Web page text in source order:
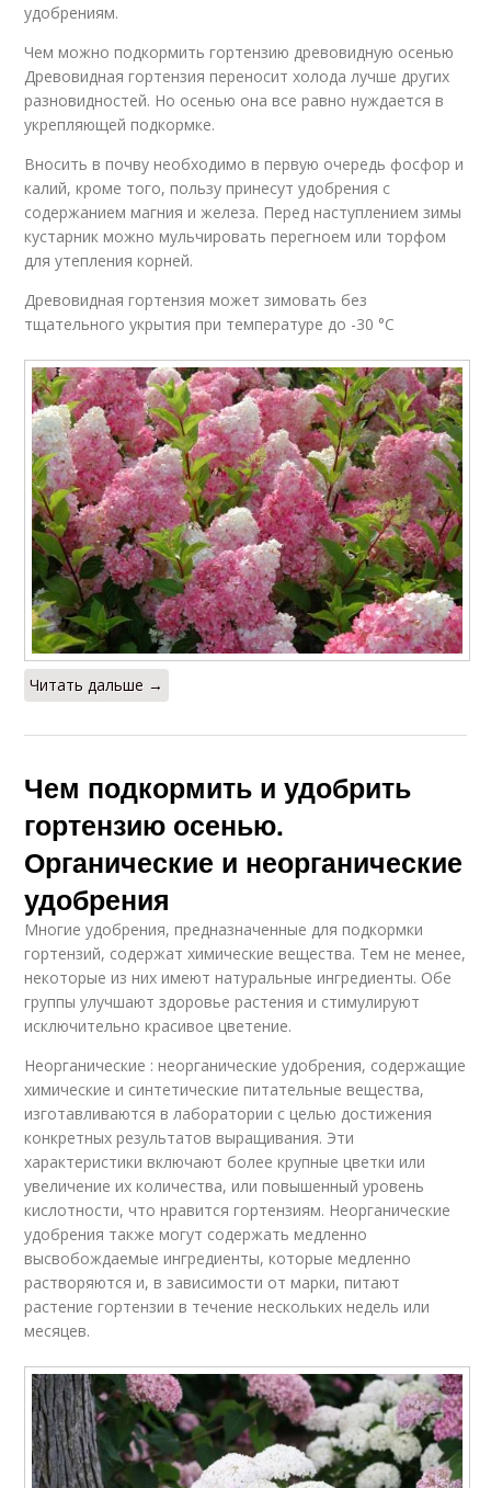
удобрениям.
Чем можно подкормить гортензию древовидную осенью
Древовидная гортензия переносит холода лучше других
разновидностей. Но осенью она все равно нуждается в
укрепляющей подкормке.
Вносить в почву необходимо в первую очередь фосфор и
калий, кроме того, пользу принесут удобрения с
содержанием магния и железа. Перед наступлением зимы
кустарник можно мульчировать перегноем или торфом
для утепления корней.
Древовидная гортензия может зимовать без
тщательного укрытия при температуре до -30 °С
Читать дальше →
Чем подкормить и удобрить
гортензию осенью.
Органические и неорганические
удобрения
Многие удобрения, предназначенные для подкормки
гортензий, содержат химические вещества. Тем не менее,
некоторые из них имеют натуральные ингредиенты. Обе
группы улучшают здоровье растения и стимулируют
исключительно красивое цветение.
Неорганические : неорганические удобрения, содержащие
химические и синтетические питательные вещества,
изготавливаются в лаборатории с целью достижения
конкретных результатов выращивания. Эти
характеристики включают более крупные цветки или
увеличение их количества, или повышенный уровень
кислотности, что нравится гортензиям. Неорганические
удобрения также могут содержать медленно
высвобождаемые ингредиенты, которые медленно
растворяются и, в зависимости от марки, питают
растение гортензии в течение нескольких недель или
месяцев.